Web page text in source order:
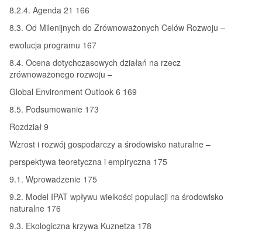
8.2.4. Agenda 21 166
8.3. Od Milenijnych do Zrównoważonych Celów Rozwoju –
ewolucja programu 167
8.4. Ocena dotychczasowych działań na rzecz
zrównoważonego rozwoju –
Global Environment Outlook 6 169
8.5. Podsumowanie 173
Rozdział 9
Wzrost i rozwój gospodarczy a środowisko naturalne –
perspektywa teoretyczna i empiryczna 175
9.1. Wprowadzenie 175
9.2. Model IPAT wpływu wielkości populacji na środowisko
naturalne 176
9.3. Ekologiczna krzywa Kuznetza 178